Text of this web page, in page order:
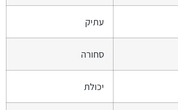
עתיק
סחורה
יכולת